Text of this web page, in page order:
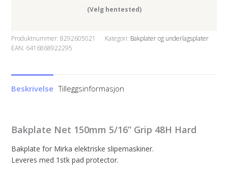
(Velg hentested)
Produktnummer:8292605021 Kategori: Bakplater og underlagsplater
EAN: 6416868922295
Beskrivelse Tilleggsinformasjon
Bakplate Net 150mm 5/16” Grip 48H Hard
Bakplate for Mirka elektriske slipemaskiner.
Leveres med 1stk pad protector.